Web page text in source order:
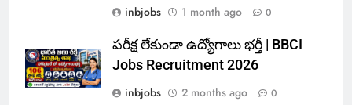
inbjobs
1 month ago 0
పరీక్ష లేకుండా ఉద్యోగాలు భర్తీ | BBCI
Jobs Recruitment 2026
inbjobs
2 months ago 0